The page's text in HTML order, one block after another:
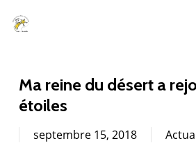
Ma reine du désert a
étoiles
septembre 15, 2018